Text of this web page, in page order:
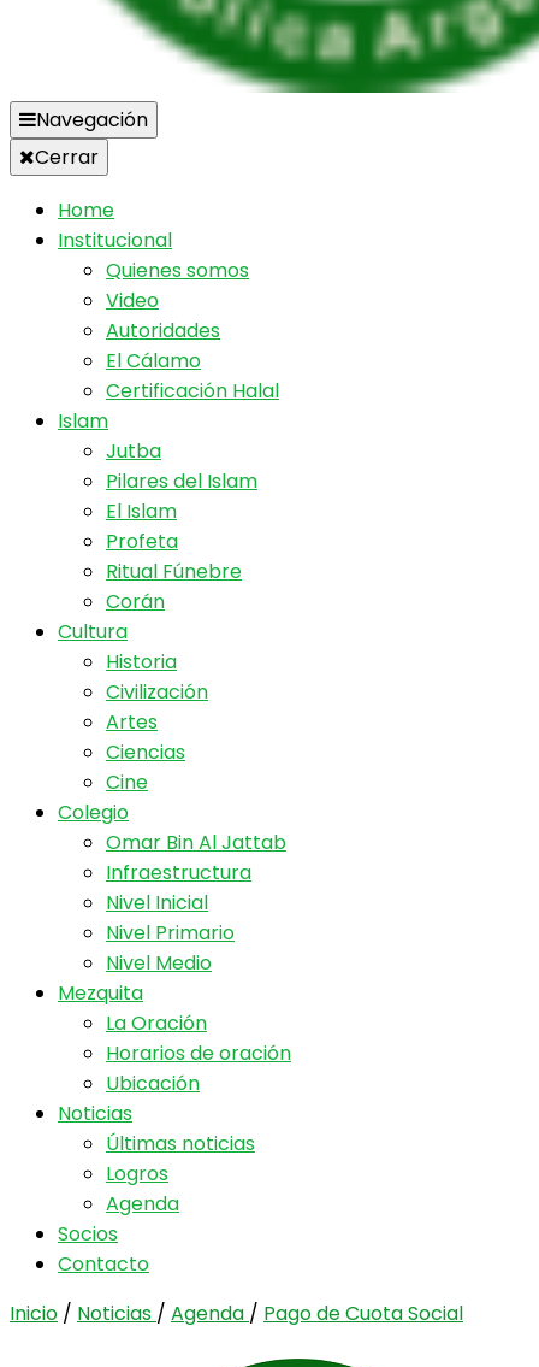
Navegación
Cerrar
Home
Institucional
Quienes somos
Video
Autoridades
El Cálamo
Certificación Halal
Islam
Jutba
Pilares del Islam
El Islam
Profeta
Ritual Fúnebre
Corán
Cultura
Historia
Civilización
Artes
Ciencias
Cine
Colegio
Omar Bin Al Jattab
Infraestructura
Nivel Inicial
Nivel Primario
Nivel Medio
Mezquita
La Oración
Horarios de oración
Ubicación
Noticias
Últimas noticias
Logros
Agenda
Socios
Contacto
Inicio / Noticias / Agenda / Pago de Cuota Social